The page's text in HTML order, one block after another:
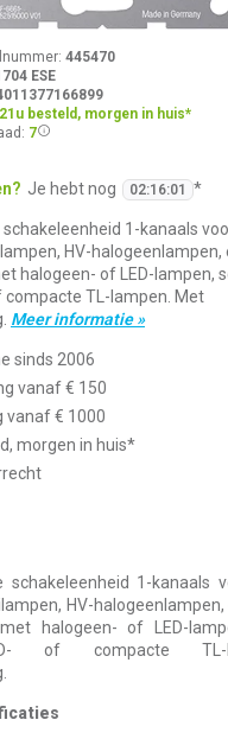
445470
ESE
besteld, morgen in huis*
7
Je hebt nog 02:16:01 *
schakeleenheid 1-kanaals
HV-
halogeen- of LED-lampen,
compacte TL-lampen. Met
Meer informatie »
sinds 2006
vanaf € 150
vanaf € 1000
morgen in huis*
schakeleenheid 1-kanaals
HV-
halogeen- of LED-
of compacte TL-